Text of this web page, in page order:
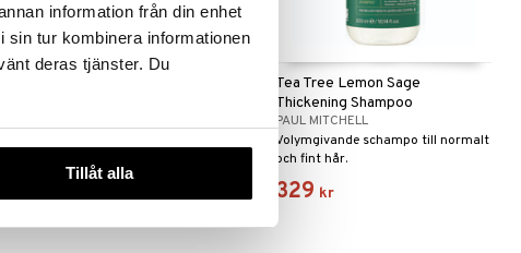
information från din enhet
tur kombinera informationen
deras tjänster. Du
Tillåt alla
Tea Tree Lemon Sage
Thickening Shampoo
PAUL MITCHELL
Volymgivande schampo till normalt
och fint hår.
329 kr